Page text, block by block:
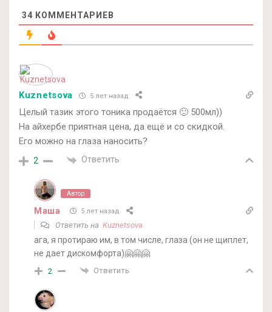
34 КОММЕНТАРИЕВ
Kuznetsova 5 лет назад
Целый тазик этого тоника продаётся 🙂 500мл))
На айхербе приятная цена, да ещё и со скидкой.
Его можно на глаза наносить?
2 Ответить
Автор
Маша 5 лет назад
Ответить на Kuznetsova
ага, я протираю им, в том числе, глаза (он не щиплет,
не дает дискомфорта)🤗🤗🤗
2 Ответить